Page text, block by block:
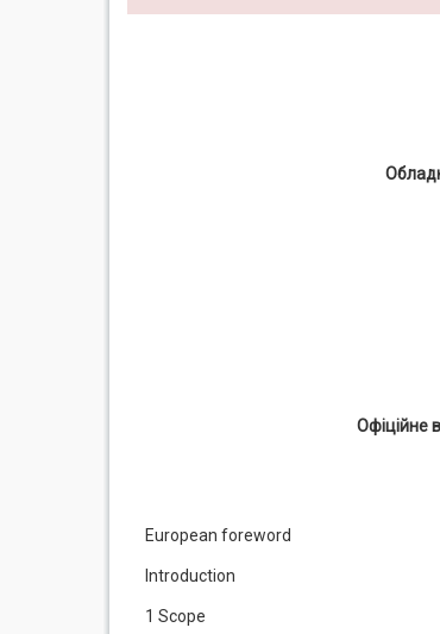
Офіційне
European foreword
Introduction
1 Scope